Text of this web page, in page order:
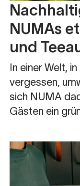
NUMAs
und
In einer Welt,
vergessen,
sich NUMA
Gästen ein